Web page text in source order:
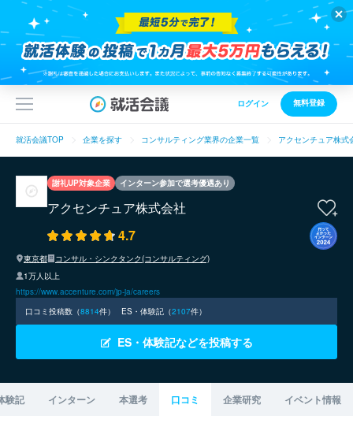
ログイン 無料登録
就活会議TOP 企業を探す コンサルティング業界の企業一覧 アクセンチュア株式
謝礼UP対象企業 インターン参加で選考優遇あり
アクセンチュア株式会社
4.7
東京都
コンサル・シンクタンク(コンサルティング)
1万人以上
https://www.accenture.com/jp-ja/careers
口コミ投稿数（8814件） ES・体験記（2107件）
ES・体験記などを投稿する
験記 インターン 本選考 口コミ 企業研究 イベント情報